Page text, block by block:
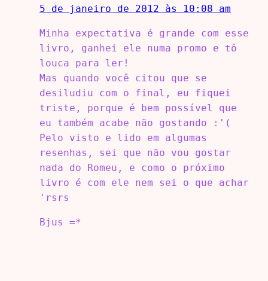
5 de janeiro de 2012 às 10:08 am
Minha expectativa é grande com esse
livro, ganhei ele numa promo e tô
louca para ler!
Mas quando você citou que se
desiludiu com o final, eu fiquei
triste, porque é bem possível que
eu também acabe não gostando :'(
Pelo visto e lido em algumas
resenhas, sei que não vou gostar
nada do Romeu, e como o próximo
livro é com ele nem sei o que achar
'rsrs
Bjus =*